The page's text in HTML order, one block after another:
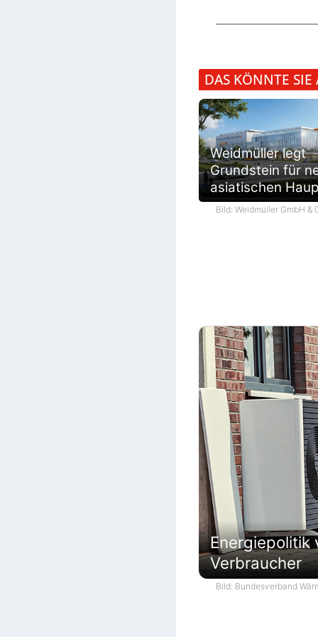
DAS KÖNNTE SIE
Weidmüller legt
Grundstein für
asiatischen
Bild: Weidmüller GmbH &
Energiepolitik
Verbraucher
Bild: Bundesverband